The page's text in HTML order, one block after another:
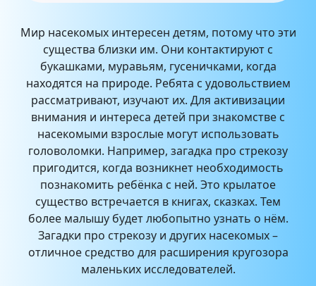
Мир насекомых интересен детям, потому что эти
существа близки им. Они контактируют с
букашками, муравьям, гусеничками, когда
находятся на природе. Ребята с удовольствием
рассматривают, изучают их. Для активизации
внимания и интереса детей при знакомстве с
насекомыми взрослые могут использовать
головоломки. Например, загадка про стрекозу
пригодится, когда возникнет необходимость
познакомить ребёнка с ней. Это крылатое
существо встречается в книгах, сказках. Тем
более малышу будет любопытно узнать о нём.
Загадки про стрекозу и других насекомых –
отличное средство для расширения кругозора
маленьких исследователей.